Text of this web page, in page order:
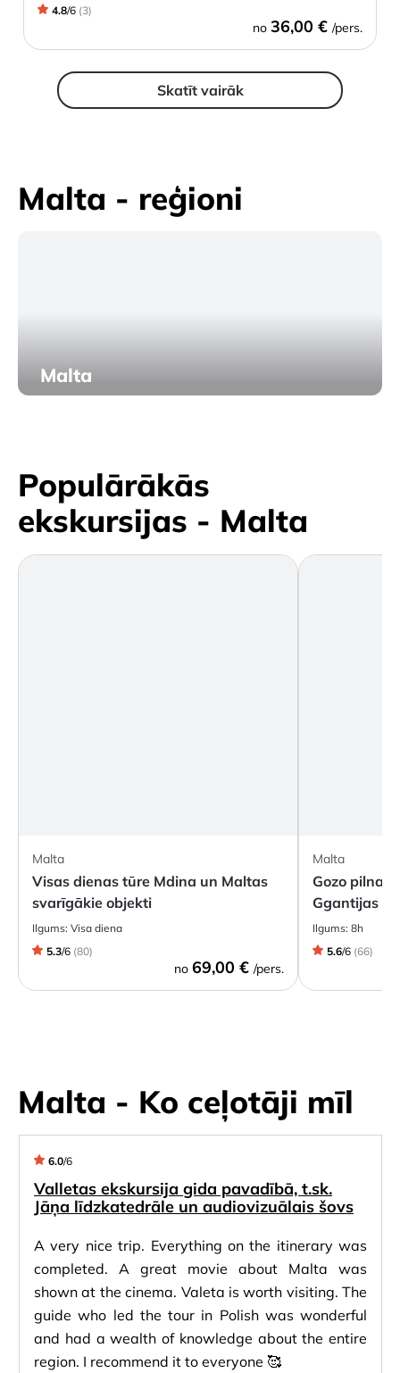
4.8/6 (3)
no 36,00 € /pers.
Skatīt vairāk
Malta - reģioni
Malta
Populārākās
ekskursijas - Malta
Malta
Visas dienas tūre Mdina un Maltas
svarīgākie objekti
Ilgums: Visa diena
5.3/6 (80)
no 69,00 € /pers.
Malta
Gozo pilnas
Ggantijas
Ilgums: 8h
5.6/6 (66)
Malta - Ko ceļotāji mīl
6.0/6
Valletas ekskursija gida pavadībā, t.sk.
Jāņa līdzkatedrāle un audiovizuālais šovs
A very nice trip. Everything on the itinerary was
completed. A great movie about Malta was
shown at the cinema. Valeta is worth visiting. The
guide who led the tour in Polish was wonderful
and had a wealth of knowledge about the entire
region. I recommend it to everyone 🥰